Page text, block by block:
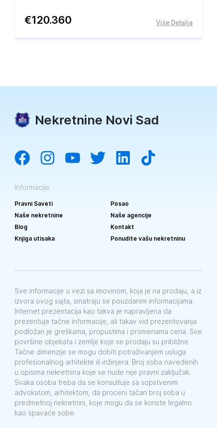
€120.360 Više Detalja
Nekretnine Novi Sad
Informacije
Pravni Saveti
Posao
Naše nekretnine
Naše agencije
Blog
Kontakt
Knjiga utisaka
Ponudite vašu nekretninu
Sve informacije u vezi sa imovinom, koja je na prodaju, a iz
izvora ovog sajta, smatraju se pouzdanim informacijama.
Internet prezentacija kao takva je napravljena da
prezentuje tačne informacije, ali takav vid prezentovanja
podložan je greškama, propustima i promenama cena. Sve
površine objekata i zemlje koje se prodaju su približne.
Tačne dimenzije se mogu dobiti potraživanjem usluga
profesionalnog arhitekte ili inžinjera. Broj soba navedenih
u opisima nekretnina koje se nude nije pravni zaključak.
Svaka osoba treba da se konsultuje sa sopstvenim
advokatom, arhitektom, da proceni tačan broj soba u
predmetnoj nekretnini, koje mogu da se koriste legalno
kao spavaće sobe.